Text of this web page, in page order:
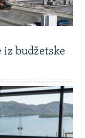
budžetske